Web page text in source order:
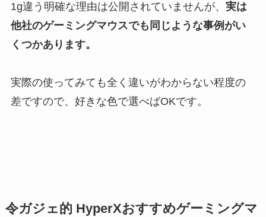
1g違う明確な理由は公開されていませんが、 実は
他社のゲーミングマウスでも同じような事例がい
くつかあります。
実際の使ってみても全く違いがわからない程度の
差ですので、好きな色で選べばOKです。
令ガジェ的 HyperXおすすめゲーミングマ